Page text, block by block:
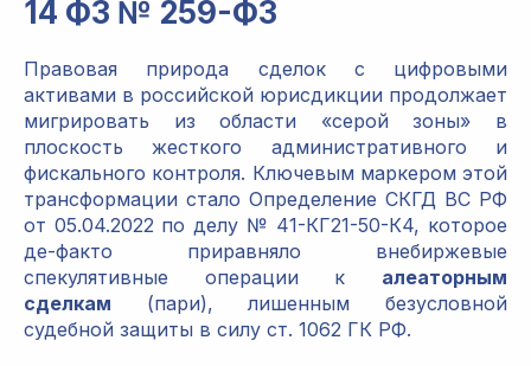
14 ФЗ № 259-ФЗ
Правовая природа сделок с цифровыми
активами в российской юрисдикции продолжает
мигрировать из области «серой зоны» в
плоскость жесткого административного и
фискального контроля. Ключевым маркером этой
трансформации стало Определение СКГД ВС РФ
от 05.04.2022 по делу № 41-КГ21-50-К4, которое
де-факто приравняло внебиржевые
спекулятивные операции к алеаторным
сделкам (пари), лишенным безусловной
судебной защиты в силу ст. 1062 ГК РФ.